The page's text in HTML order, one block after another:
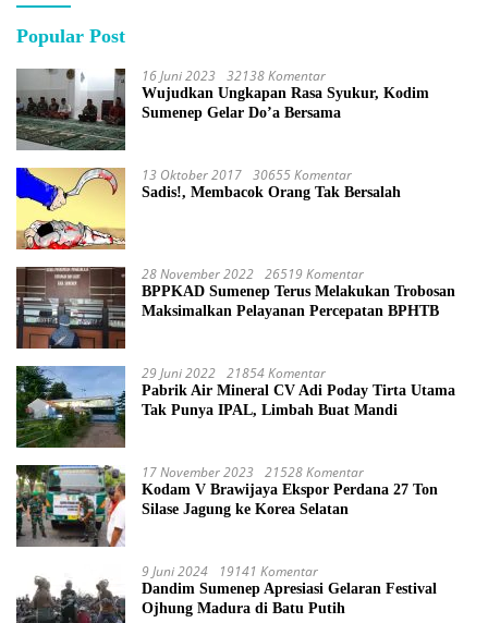
Popular Post
16 Juni 2023 32138 Komentar
Wujudkan Ungkapan Rasa Syukur, Kodim
Sumenep Gelar Do’a Bersama
13 Oktober 2017 30655 Komentar
Sadis!, Membacok Orang Tak Bersalah
28 November 2022 26519 Komentar
BPPKAD Sumenep Terus Melakukan Trobosan
Maksimalkan Pelayanan Percepatan BPHTB
29 Juni 2022 21854 Komentar
Pabrik Air Mineral CV Adi Poday Tirta Utama
Tak Punya IPAL, Limbah Buat Mandi
17 November 2023 21528 Komentar
Kodam V Brawijaya Ekspor Perdana 27 Ton
Silase Jagung ke Korea Selatan
9 Juni 2024 19141 Komentar
Dandim Sumenep Apresiasi Gelaran Festival
Ojhung Madura di Batu Putih